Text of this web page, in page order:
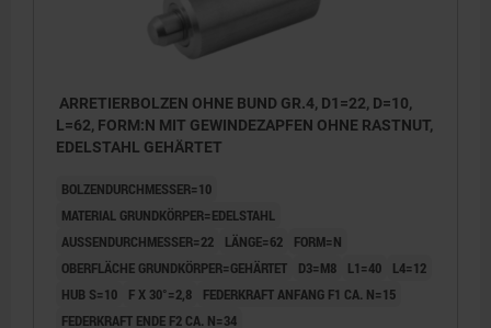
ARRETIERBOLZEN OHNE BUND GR.4, D1=22, D=10,
L=62, FORM:N MIT GEWINDEZAPFEN OHNE RASTNUT,
EDELSTAHL GEHÄRTET
BOLZENDURCHMESSER=10
MATERIAL GRUNDKÖRPER=EDELSTAHL
AUSSENDURCHMESSER=22
LÄNGE=62
FORM=N
OBERFLÄCHE GRUNDKÖRPER=GEHÄRTET
D3=M8 L1=40
L4=12
HUB S=10
F X 30°=2,8
FEDERKRAFT ANFANG F1 CA. N=15
FEDERKRAFT ENDE F2 CA. N=34